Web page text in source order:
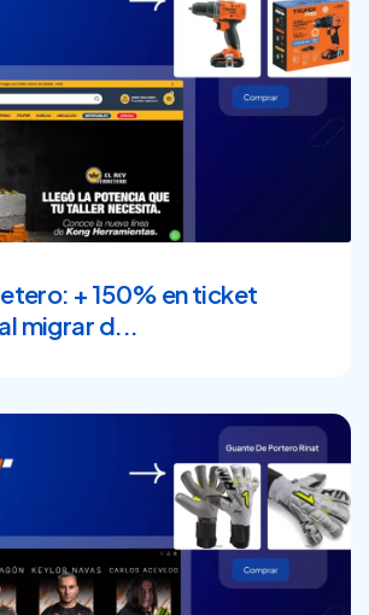
+ 150% en ticket
migrar d...